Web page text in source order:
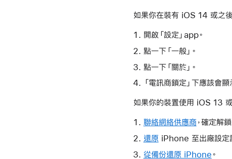
如果你在裝有 iOS 14 或之後
開啟「設定」app。
點一下「一般」。
點一下「關於」。
「電訊商鎖定」下應該會
如果你的裝置使用 iOS 13 或
聯絡網絡供應商 ，確定解
還原 iPhone 至出廠設定
從備份還原 iPhone。